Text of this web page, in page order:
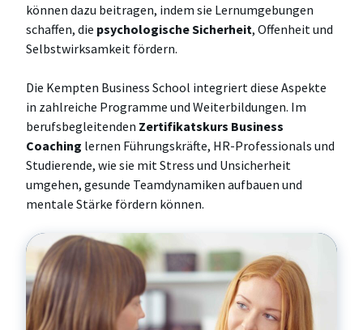
können dazu beitragen, indem sie Lernumgebungen
schaffen, die psychologische Sicherheit, Offenheit und
Selbstwirksamkeit fördern.
Die Kempten Business School integriert diese Aspekte
in zahlreiche Programme und Weiterbildungen. Im
berufsbegleitenden Zertifikatskurs Business
Coaching lernen Führungskräfte, HR-Professionals und
Studierende, wie sie mit Stress und Unsicherheit
umgehen, gesunde Teamdynamiken aufbauen und
mentale Stärke fördern können.